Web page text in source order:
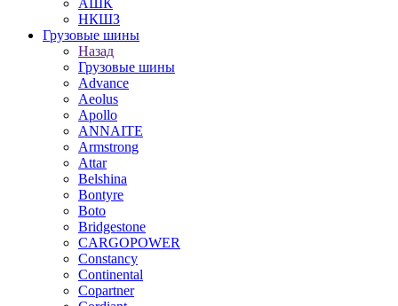
АШК
НКШЗ
Грузовые шины
Назад
Грузовые шины
Advance
Aeolus
Apollo
ANNAITE
Armstrong
Attar
Belshina
Bontyre
Boto
Bridgestone
CARGOPOWER
Constancy
Continental
Copartner